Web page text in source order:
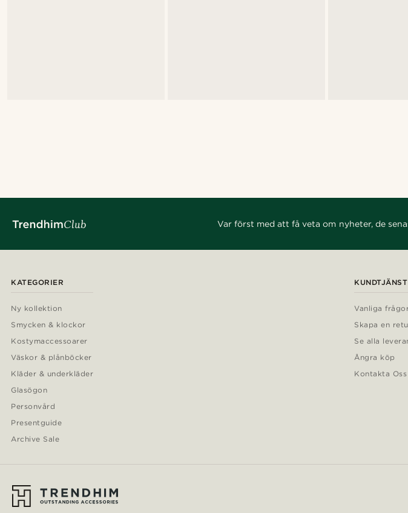
Var först med att få veta om nyheter, de
KATEGORIER
Ny kollektion
Smycken & klockor
Kostymaccessoarer
Väskor & plånböcker
Kläder & underkläder
Glasögon
Personvård
Presentguide
Archive Sale
KUNDTJÄNST
Vanliga
Skapa en
Se alla
Ångra köp
Kontakta Oss